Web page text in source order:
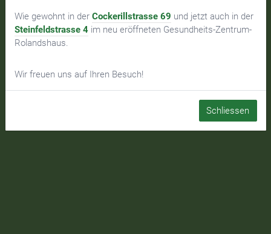
Wie gewohnt in der Cockerillstrasse 69 und jetzt auch in der
Steinfeldstrasse 4im neu eröffneten Gesundheits-Zentrum-
Rolandshaus.
Wir freuen uns auf Ihren Besuch!
Schliessen